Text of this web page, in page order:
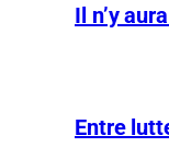
Il n’y
Entre